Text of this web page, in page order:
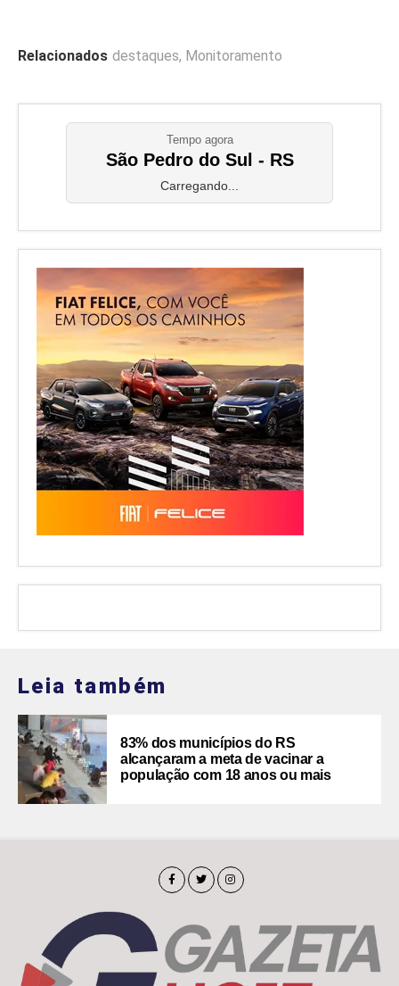
Relacionados destaques, Monitoramento
Tempo agora
São Pedro do Sul - RS
Carregando...
Leia também
83% dos municípios do RS
alcançaram a meta de vacinar a
população com 18 anos ou mais